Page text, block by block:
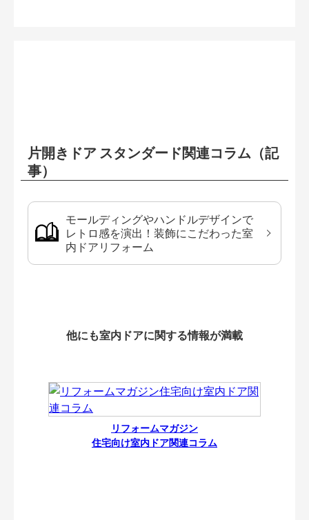
片開きドア スタンダード関連コラム（記
事）
モールディングやハンドルデザインで
レトロ感を演出！装飾にこだわった室
内ドアリフォーム
他にも室内ドアに関する情報が満載
リフォームマガジン
住宅向け室内ドア関連コラム